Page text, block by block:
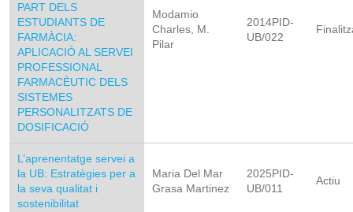
PART DELS
ESTUDIANTS DE
FARMÀCIA:
APLICACIÓ AL SERVEI
PROFESSIONAL
FARMACÈUTIC DELS
SISTEMES
PERSONALITZATS DE
DOSIFICACIÓ
Modamio
Charles, M.
Pilar
2014PID-
UB/022
L’aprenentatge servei a
la UB: Estratègies per a
la seva qualitat i
sostenibilitat
Maria Del Mar
Grasa Martinez
2025PID-
UB/011
Actiu